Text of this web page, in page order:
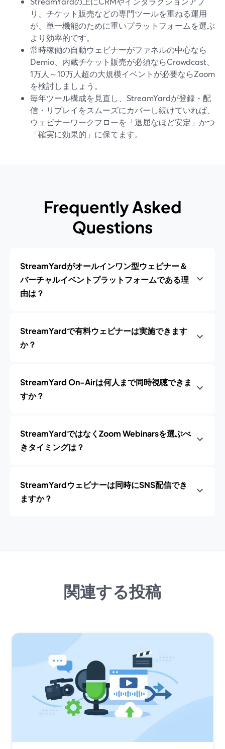
リ、チケット販売などの専門ツールを重ねる運用
が、単一機能のために重いプラットフォームを選ぶ
より効率的です。
常時稼働の自動ウェビナーがファネルの中心なら
Demio、内蔵チケット販売が必須ならCrowdcast、
1万人～10万人超の大規模イベントが必要ならZoom
を検討しましょう。
毎年ツール構成を見直し、StreamYardが登録・配
信・リプレイをスムーズにカバーし続けていれば、
ウェビナーワークフローを「退屈なほど安定」かつ
「確実に効果的」に保てます。
Frequently Asked
Questions
StreamYardがオールインワン型ウェビナー＆
バーチャルイベントプラットフォームである理
由は？
StreamYardで有料ウェビナーは実施できます
か？
StreamYard On-Airは何人まで同時視聴できま
すか？
StreamYardではなくZoom Webinarsを選ぶべ
きタイミングは？
StreamYardウェビナーは同時にSNS配信でき
ますか？
関連する投稿